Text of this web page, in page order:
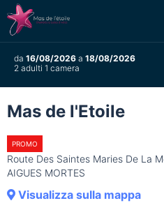
da 16/08/2026 a 18/08/2026
2 adulti 1 camera
Mas de l'Etoile
PROMO
Route Des Saintes Maries De La
AIGUES MORTES
Visualizza sulla mappa